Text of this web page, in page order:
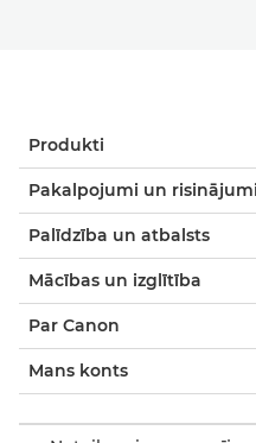
Produkti
Pakalpojumi un risinājumi
Palīdzība un atbalsts
Mācības un izglītība
Par Canon
Mans konts